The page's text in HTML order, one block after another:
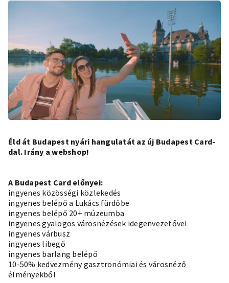
Éld át Budapest nyári hangulatát az új Budapest Card-
dal. Irány a webshop!
A Budapest Card előnyei:
ingyenes közösségi közlekedés
ingyenes belépő a Lukács fürdőbe
ingyenes belépő 20+ múzeumba
ingyenes gyalogos városnézések idegenvezetővel
ingyenes várbusz
ingyenes libegő
ingyenes barlang belépő
10-50% kedvezmény gasztronómiai és városnéző
élményekből